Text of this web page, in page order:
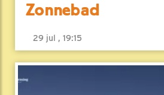
Zonnebad
29 jul , 19:15